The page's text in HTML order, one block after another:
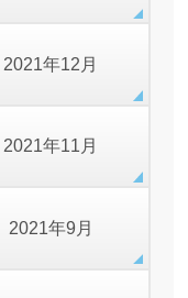
2021年12月
2021年11月
2021年9月